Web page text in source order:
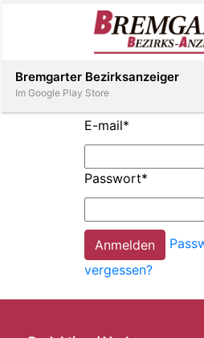
E-
Inserieren
E-mail*
Passwort*
vergessen?
Bremgarter Bezirksanzeiger
Im Google Play Store